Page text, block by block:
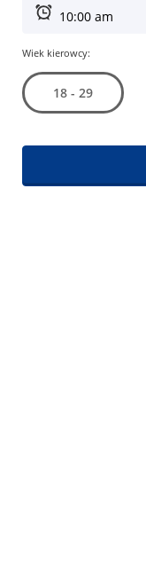
Wiek kierowcy:
18 - 29